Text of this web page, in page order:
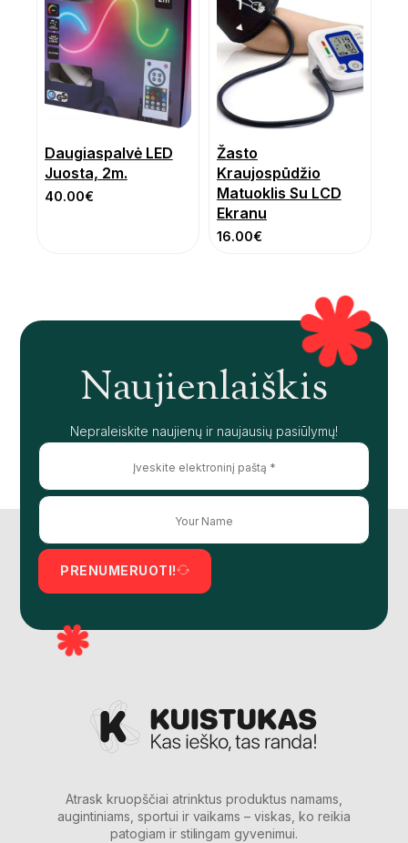
Daugiaspalvė LED
Juosta, 2m.
40.00€
Žasto
Kraujospūdžio
Matuoklis Su LCD
Ekranu
16.00€
Naujienlaiškis
Nepraleiskite naujienų ir naujausių pasiūlymų!
PRENUMERUOTI!
Atrask kruopščiai atrinktus produktus namams,
augintiniams, sportui ir vaikams – viskas, ko reikia
patogiam ir stilingam gyvenimui.